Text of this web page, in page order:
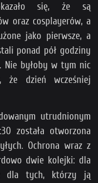
się, że są
oraz cosplayerów, a
jako pierwsze, a
ponad pół godziny
byłoby w tym nic
dzień wcześniej
utrudnionym
została otworzona
Ochrona wraz z
dwie kolejki: dla
dla tych, którzy ją